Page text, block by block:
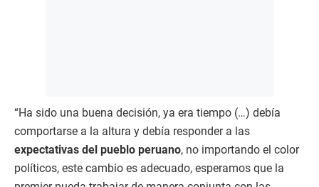
“Ha sido una buena decisión, ya era tiempo (…) debía
comportarse a la altura y debía responder a las
expectativas del pueblo peruano, no importando el color
políticos, este cambio es adecuado, esperamos que la